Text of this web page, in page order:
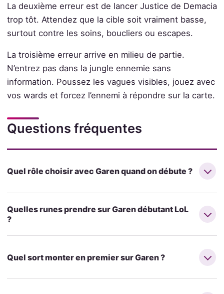
La deuxième erreur est de lancer Justice de Demacia
trop tôt. Attendez que la cible soit vraiment basse,
surtout contre les soins, boucliers ou escapes.
La troisième erreur arrive en milieu de partie.
N’entrez pas dans la jungle ennemie sans
information. Poussez les vagues visibles, jouez avec
vos wards et forcez l’ennemi à répondre sur la carte.
Questions fréquentes
Quel rôle choisir avec Garen quand on débute ?
Quelles runes prendre sur Garen débutant LoL
?
Quel sort monter en premier sur Garen ?